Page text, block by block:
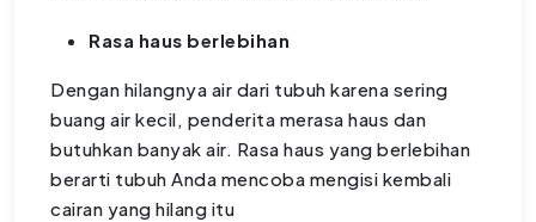
Rasa haus berlebihan
Dengan hilangnya air dari tubuh karena sering
buang air kecil, penderita merasa haus dan
butuhkan banyak air. Rasa haus yang berlebihan
berarti tubuh Anda mencoba mengisi kembali
cairan yang hilang itu